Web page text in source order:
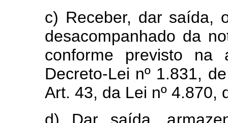
c) Receber, dar saída,
desacompanhado da
conforme previsto
Decreto-Lei nº 1.831,
Art. 43, da Lei nº 4.870,